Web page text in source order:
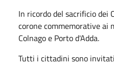
In ricordo del sacrificio dei
corone commemorative ai
Colnago e Porto d'Adda.
Tutti i cittadini sono